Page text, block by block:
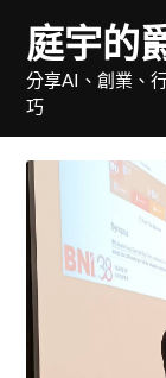
content
庭宇的
分享AI、創業、
巧